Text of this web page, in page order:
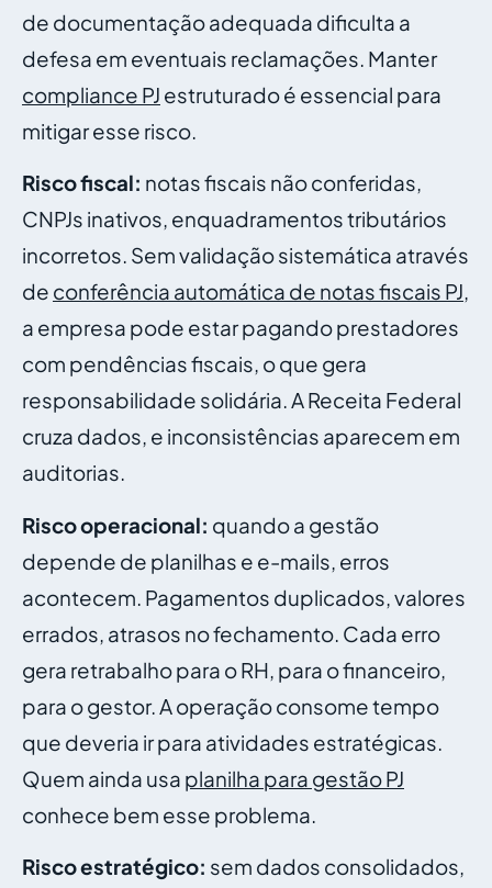
de documentação adequada dificulta a
defesa em eventuais reclamações. Manter
compliance PJ estruturado é essencial para
mitigar esse risco.
Risco fiscal: notas fiscais não conferidas,
CNPJs inativos, enquadramentos tributários
incorretos. Sem validação sistemática através
de conferência automática de notas fiscais PJ,
a empresa pode estar pagando prestadores
com pendências fiscais, o que gera
responsabilidade solidária. A Receita Federal
cruza dados, e inconsistências aparecem em
auditorias.
Risco operacional: quando a gestão
depende de planilhas e e-mails, erros
acontecem. Pagamentos duplicados, valores
errados, atrasos no fechamento. Cada erro
gera retrabalho para o RH, para o financeiro,
para o gestor. A operação consome tempo
que deveria ir para atividades estratégicas.
Quem ainda usa planilha para gestão PJ
conhece bem esse problema.
Risco estratégico: sem dados consolidados,